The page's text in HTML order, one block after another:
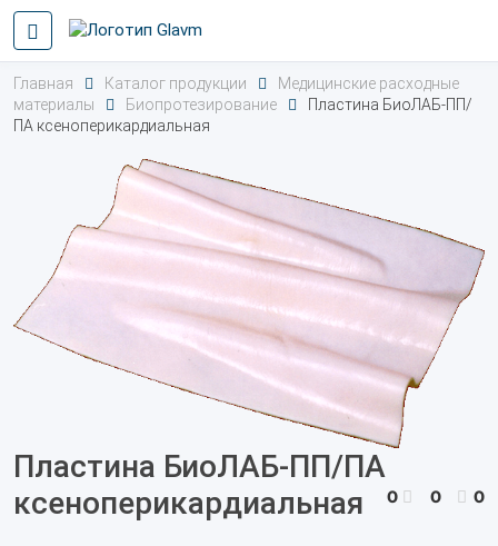
Главная Каталог продукции
Медицинские расходные
материалы
Биопротезирование
Пластина БиоЛАБ-ПП/
ПА ксеноперикардиальная
Пластина БиоЛАБ-ПП/ПА
ксеноперикардиальная
0 0 0